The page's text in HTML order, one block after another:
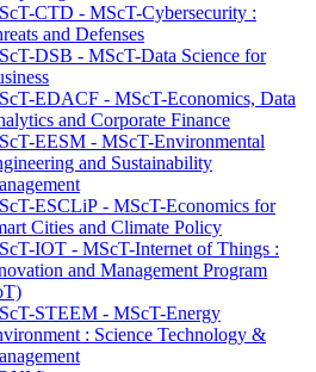
CTD - MScT-Cybersecurity :
and Defenses
DSB - MScT-Data Science for
EDACF - MScT-Economics, Data
and Corporate Finance
EESM - MScT-Environmental
and Sustainability
ESCLiP - MScT-Economics for
Cities and Climate Policy
IOT - MScT-Internet of Things :
and Management Program
STEEM - MScT-Energy
: Science Technology &